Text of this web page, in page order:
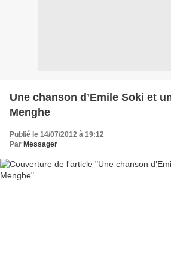
Une chanson d’Emile Soki et
Menghe
Publié le 14/07/2012 à 19:12
Par Messager